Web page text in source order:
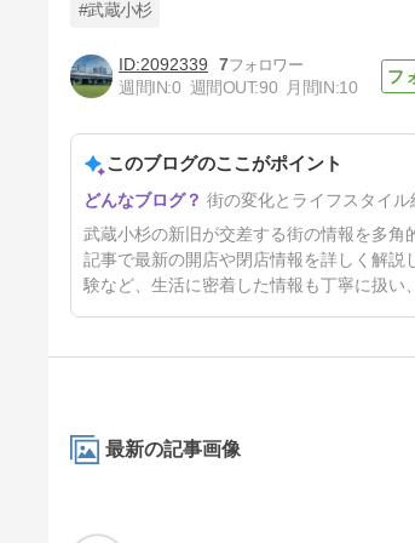
新店・閉店情報
4ヶ月前
#武蔵小杉
2092339
7
週間IN:0 週間OUT:90 月間IN:10
このブログのここがポイント
街の変化とライフスタイル
武蔵小杉の新旧が交差する街の情報を多
記事で最新の開店や閉店情報を詳しく解
験など、生活に密着した情報も丁寧に扱い
最新の記事画像